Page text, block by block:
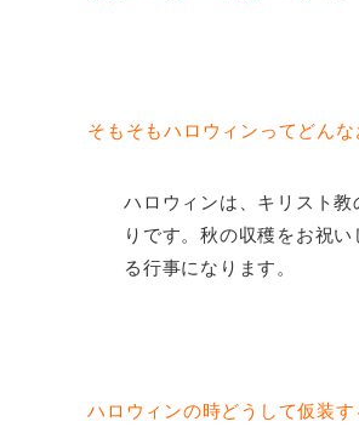
そもそもハロウィンってどん
ハロウィンは、キリスト
りです。秋の収穫をお祝
る行事になります。
ハロウィンの時どうして仮装